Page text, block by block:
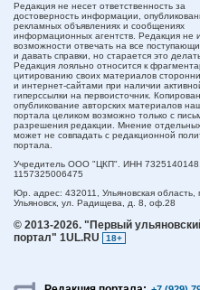
Редакция не несет ответственность за
достоверность информации,
рекламных объявлениях и сообщениях
информационных агентств. Редакция не
возможности отвечать на все
и давать справки, но старается это
Редакция лояльно относится к
цитированию своих материалов
и интернет-сайтами при наличии
гиперссылки на первоисточник.
опубликование авторских материалов
портала целиком возможно только с
разрешения редакции. Мнение
может не совпадать с редакционной
портала.
Учредитель ООО "ЦКП". ИНН
1157325006475
Юр. адрес: 432011, Ульяновская область,
Ульяновск, ул. Радищева, д. 8, оф.28
© 2013-2026. "Первый
портал" 1UL.RU
18+